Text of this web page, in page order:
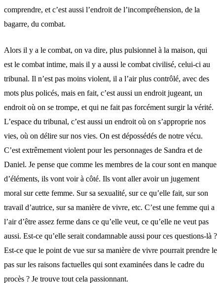
comprendre, et c’est aussi l’endroit de l’incompréhension, de la
bagarre, du combat.
Alors il y a le combat, on va dire, plus pulsionnel à la maison, qui
est le combat intime, mais il y a aussi le combat civilisé, celui-ci au
tribunal. Il n’est pas moins violent, il a l’air plus contrôlé, avec des
mots plus policés, mais en fait, c’est aussi un endroit jugeant, un
endroit où on se trompe, et qui ne fait pas forcément surgir la vérité.
L’espace du tribunal, c’est aussi un endroit où on s’approprie nos
vies, où on délire sur nos vies. On est dépossédés de notre vécu.
C’est extrêmement violent pour les personnages de Sandra et de
Daniel. Je pense que comme les membres de la cour sont en manque
d’éléments, ils vont voir à côté. Ils vont aller avoir un jugement
moral sur cette femme. Sur sa sexualité, sur ce qu’elle fait, sur son
travail d’autrice, sur sa manière de vivre, etc. C’est une femme qui a
l’air d’être assez ferme dans ce qu’elle veut, ce qu’elle ne veut pas
aussi. Est-ce qu’elle serait condamnable aussi pour ces questions-là ?
Est-ce que le point de vue sur sa manière de vivre pourrait prendre le
pas sur les raisons factuelles qui sont examinées dans le cadre du
procès ? Je trouve tout cela passionnant.